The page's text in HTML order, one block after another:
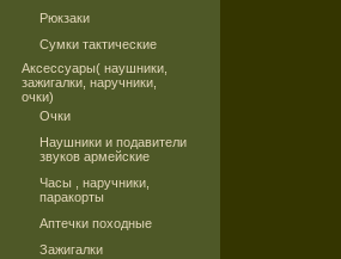
Рюкзаки
Сумки тактические
Аксессуары( наушники,
зажигалки, наручники,
очки)
Очки
Наушники и подавители
звуков армейские
Часы , наручники,
паракорты
Аптечки походные
Зажигалки